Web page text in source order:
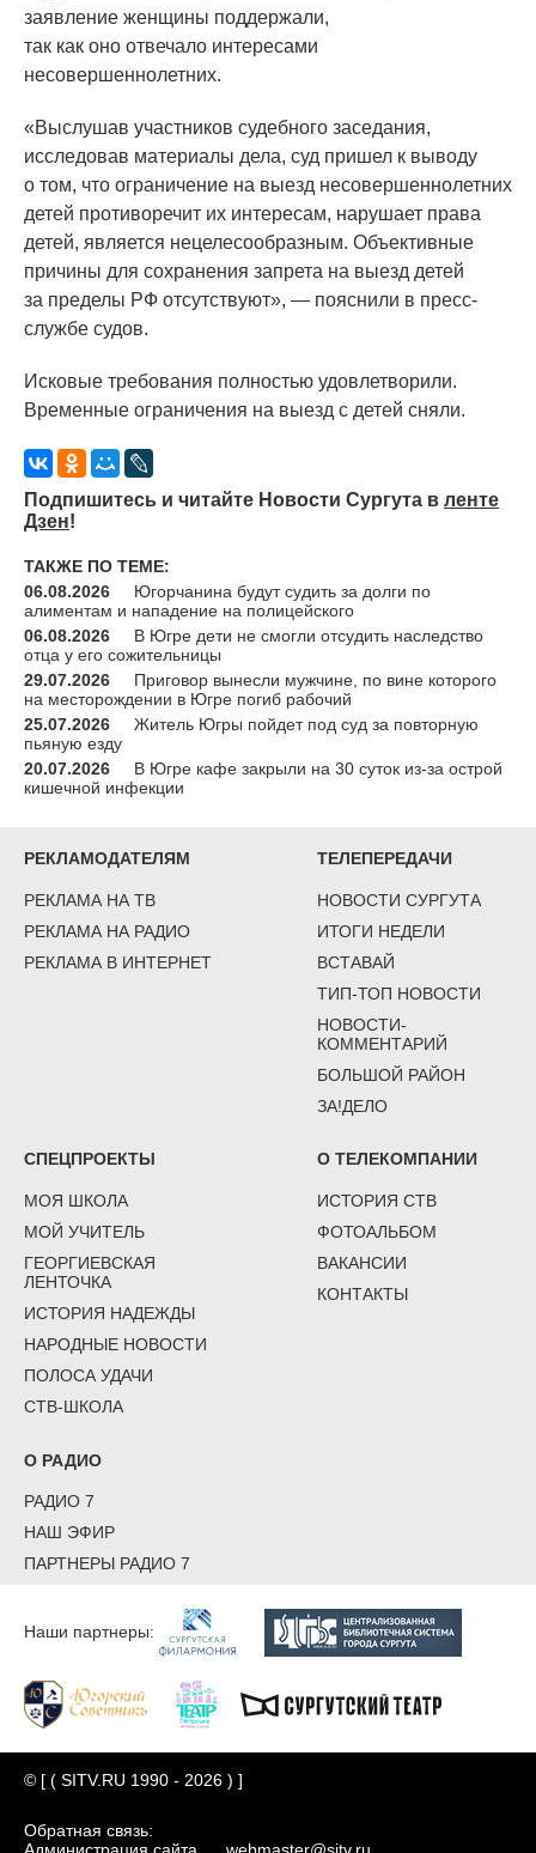
заявление женщины поддержали,
так как оно отвечало интересами
несовершеннолетних.
«Выслушав участников судебного заседания,
исследовав материалы дела, суд пришел к выводу
о том, что ограничение на выезд несовершеннолетних
детей противоречит их интересам, нарушает права
детей, является нецелесообразным. Объективные
причины для сохранения запрета на выезд детей
за пределы РФ отсутствуют», — пояснили в пресс-
службе судов.
Исковые требования полностью удовлетворили.
Временные ограничения на выезд с детей сняли.
Подпишитесь и читайте Новости Сургута в ленте
Дзен!
ТАКЖЕ ПО ТЕМЕ:
06.08.2026
Югорчанина будут судить за долги по
алиментам и нападение на полицейского
06.08.2026
В Югре дети не смогли отсудить наследство
отца у его сожительницы
29.07.2026
Приговор вынесли мужчине, по вине которого
на месторождении в Югре погиб рабочий
25.07.2026
Житель Югры пойдет под суд за повторную
пьяную езду
20.07.2026
В Югре кафе закрыли на 30 суток из-за острой
кишечной инфекции
РЕКЛАМОДАТЕЛЯМ
РЕКЛАМА НА ТВ
РЕКЛАМА НА РАДИО
РЕКЛАМА В ИНТЕРНЕТ
ТЕЛЕПЕРЕДАЧИ
НОВОСТИ СУРГУТА
ИТОГИ НЕДЕЛИ
ВСТАВАЙ
ТИП-ТОП НОВОСТИ
НОВОСТИ-
КОММЕНТАРИЙ
БОЛЬШОЙ РАЙОН
ЗА!ДЕЛО
СПЕЦПРОЕКТЫ
МОЯ ШКОЛА
МОЙ УЧИТЕЛЬ
ГЕОРГИЕВСКАЯ
ЛЕНТОЧКА
ИСТОРИЯ НАДЕЖДЫ
НАРОДНЫЕ НОВОСТИ
ПОЛОСА УДАЧИ
СТВ-ШКОЛА
О ТЕЛЕКОМПАНИИ
ИСТОРИЯ СТВ
ФОТОАЛЬБОМ
ВАКАНСИИ
КОНТАКТЫ
О РАДИО
РАДИО 7
НАШ ЭФИР
ПАРТНЕРЫ РАДИО 7
Наши партнеры:
© [ ( SITV.RU 1990 - 2026 ) ]
Обратная связь: